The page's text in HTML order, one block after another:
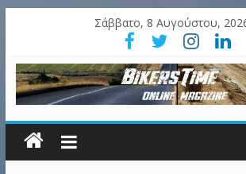
Σάββατο, 8 Αυγούστου,